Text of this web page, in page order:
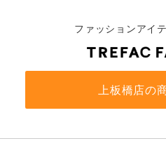
ファッションアイ
上板橋店の